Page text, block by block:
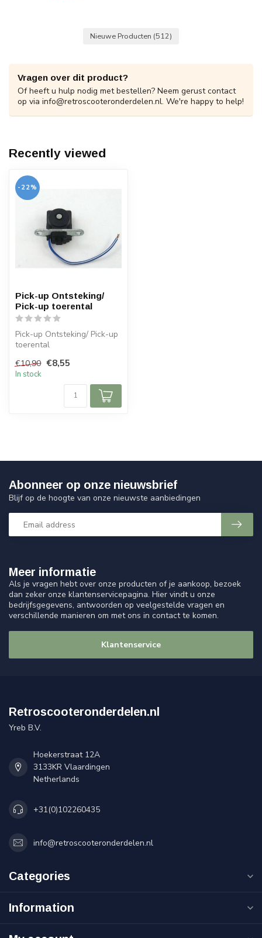
Nieuwe Producten (512)
Vragen over dit product?
Of heeft u hulp nodig met bestellen? Neem gerust contact
op via info@retroscooteronderdelen.nl. We're happy to help!
Recently viewed
-22%
Pick-up Ontsteking/
Pick-up toerental
Pick-up Ontsteking/ Pick-up
toerental
€10,90 €8,55
In stock
Meer informatie
Als je vragen hebt over onze producten of je aankoop, bezoek
dan zeker onze klantenservicepagina. Hier vindt u onze
bedrijfsgegevens, antwoorden op veelgestelde vragen en
verschillende manieren om met ons in contact te komen.
Klantenservice
Abonneer op onze nieuwsbrief
Blijf op de hoogte van onze nieuwste aanbiedingen
Retroscooteronderdelen.nl
Yreb B.V.
Hoekerstraat 12A
3133KR Vlaardingen
Netherlands
+31(0)102260435
info@retroscooteronderdelen.nl
Categories
Information